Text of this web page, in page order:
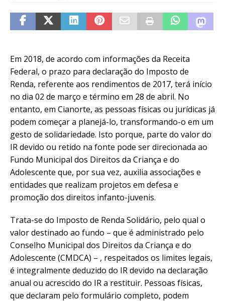
Em 2018, de acordo com informações da Receita
Federal, o prazo para declaração do Imposto de
Renda, referente aos rendimentos de 2017, terá início
no dia 02 de março e término em 28 de abril. No
entanto, em Cianorte, as pessoas físicas ou jurídicas já
podem começar a planejá-lo, transformando-o em um
gesto de solidariedade. Isto porque, parte do valor do
IR devido ou retido na fonte pode ser direcionada ao
Fundo Municipal dos Direitos da Criança e do
Adolescente que, por sua vez, auxilia associações e
entidades que realizam projetos em defesa e
promoção dos direitos infanto-juvenis.
Trata-se do Imposto de Renda Solidário, pelo qual o
valor destinado ao fundo – que é administrado pelo
Conselho Municipal dos Direitos da Criança e do
Adolescente (CMDCA) – , respeitados os limites legais,
é integralmente deduzido do IR devido na declaração
anual ou acrescido do IR a restituir. Pessoas físicas,
que declaram pelo formulário completo, podem